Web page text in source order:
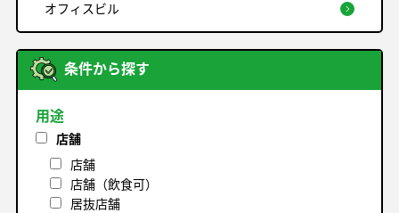
オフィスビル
条件から探す
用途
店舗
店舗
店舗（飲食可）
居抜店舗